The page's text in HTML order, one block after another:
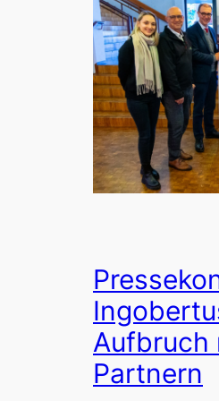
Aufbruch
Partnern